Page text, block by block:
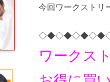
今回ワークストリ
ワークス